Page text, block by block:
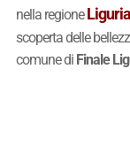
nella regioneLiguria
scoperta delle
comune di Finale